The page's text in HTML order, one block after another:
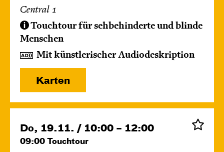
Central 1
Touchtour für sehbehinderte und blinde
Menschen
Mit künstlerischer Audiodeskription
Karten
Do, 19.11. / 10:00 – 12:00
09:00 Touchtour